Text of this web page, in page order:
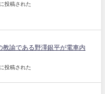
投稿された
教諭である野澤銀平が電車内
投稿された